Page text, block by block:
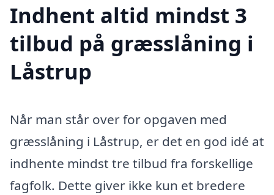
Indhent altid mindst 3
tilbud på græsslåning i
Låstrup
Når man står over for opgaven med
græsslåning i Låstrup, er det en god idé at
indhente mindst tre tilbud fra forskellige
fagfolk. Dette giver ikke kun et bredere